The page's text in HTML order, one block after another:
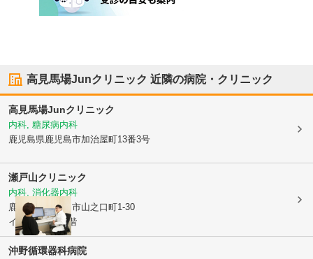
高見馬場Junクリニック 近隣の病院・クリニック
高見馬場Junクリニック
内科, 糖尿病内科
鹿児島県鹿児島市加治屋町13番3号
瀬戸山クリニック
内科, 消化器内科
鹿児島県鹿児島市山之口町1-30
イデハラビル1階
沖野循環器科病院